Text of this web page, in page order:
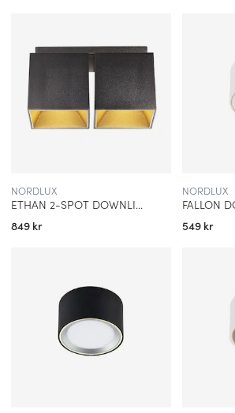
NORDLUX
ETHAN 2-SPOT DOWNLIGHT-IN-PÅBYGGNAD MATTSVART
849 kr
NORDLUX
549 kr